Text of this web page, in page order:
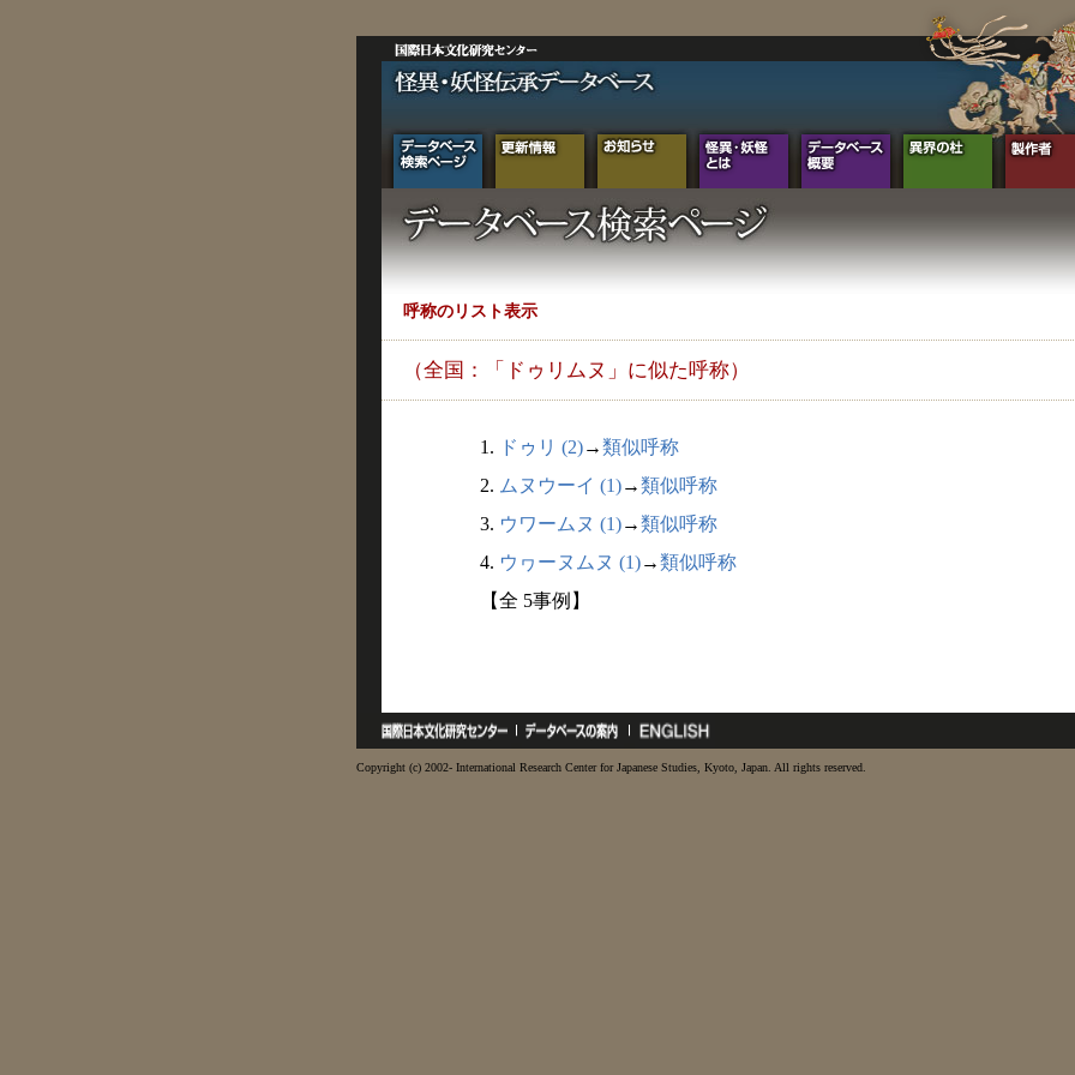
呼称のリスト表示
（全国：「ドゥリムヌ」に似た呼称）
1. ドゥリ (2)→類似呼称
2. ムヌウーイ (1)→類似呼称
3. ウワームヌ (1)→類似呼称
4. ウヮーヌムヌ (1)→類似呼称
【全 5事例】
Copyright (c) 2002- International Research Center for Japanese Studies, Kyoto, Japan. All rights reserved.